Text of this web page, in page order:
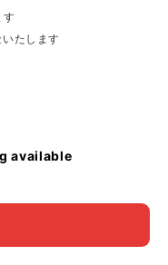
す
たします
available